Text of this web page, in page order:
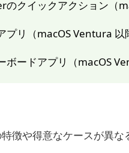
のクイックアクション（
プリ（macOS Ventura 以
ボードアプリ（macOS
徴や得意なケースが異な